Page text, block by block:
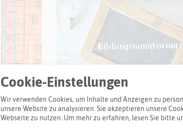
© Kreis Recklinghausen Bildungsmonitoring
Cookie-Einstellungen
Wir verwenden Cookies, um Inhalte und Anzeigen zu
unsere Website zu analysieren. Sie akzeptieren unsere
Webseite zu nutzen. Um mehr zu erfahren, lesen Sie bitte